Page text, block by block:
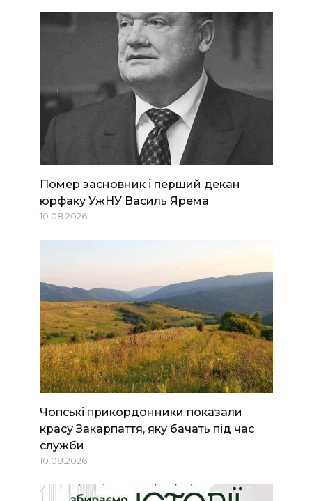
Помер засновник і перший декан
юрфаку УжНУ Василь Ярема
10.08.2026
Чопські прикордонники показали
красу Закарпаття, яку бачать під час
служби
10.08.2026